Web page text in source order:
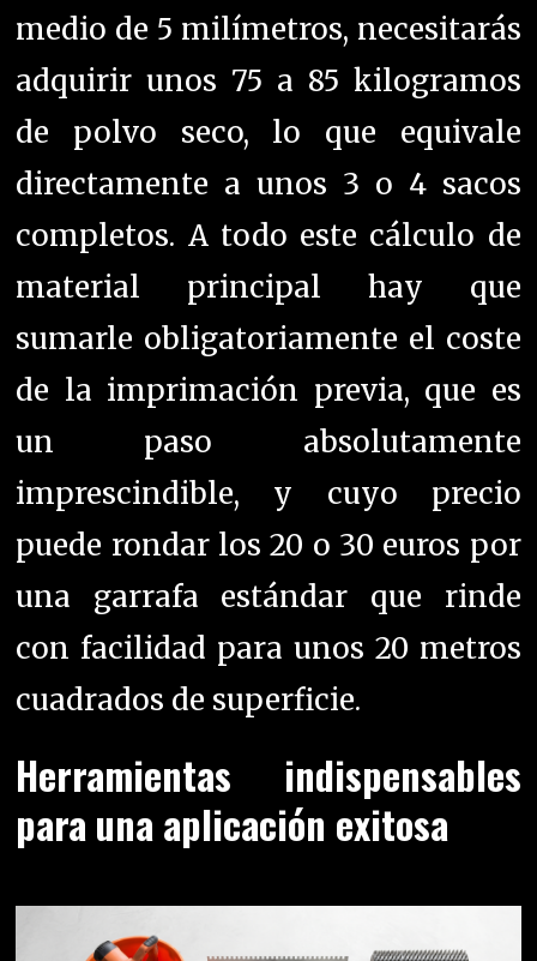
medio de 5 milímetros, necesitarás
adquirir unos 75 a 85 kilogramos
de polvo seco, lo que equivale
directamente a unos 3 o 4 sacos
completos. A todo este cálculo de
material principal hay que
sumarle obligatoriamente el coste
de la imprimación previa, que es
un paso absolutamente
imprescindible, y cuyo precio
puede rondar los 20 o 30 euros por
una garrafa estándar que rinde
con facilidad para unos 20 metros
cuadrados de superficie.
Herramientas indispensables
para una aplicación exitosa